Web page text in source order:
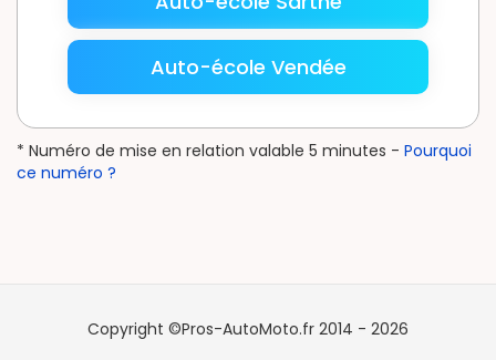
Auto-école Vendée
* Numéro de mise en relation valable 5 minutes - Pourquoi
ce numéro ?
Copyright ©Pros-AutoMoto.fr 2014 - 2026